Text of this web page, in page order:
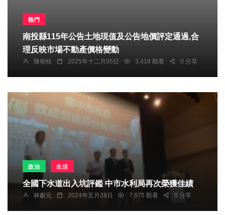
熱門
南投縣115年公告土地現值及公告地價評定通過,合
理反映市場不動產價格變動
陳朝枝 2025年十二月05日 3,418 觀看 0 分享
政治 生活
全國下水道出入坑評鑑 中市水利局再次榮獲佳績
林獻元 2024年五月28日 7,675 觀看 0 分享